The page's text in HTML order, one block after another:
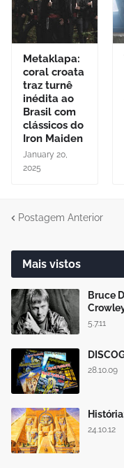
Metaklapa:
coral croata
traz turnê
inédita ao
Brasil com
clássicos do
Iron Maiden
January 20,
2025
Postagem Anterior
Mais vistos
Bruce
5.7.11
28.10.09
24.10.12